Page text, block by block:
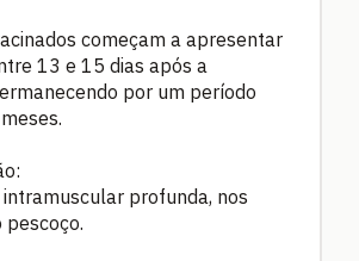
começam a apresentar
13 e 15 dias após a
por um período
profunda, nos
pescoço.